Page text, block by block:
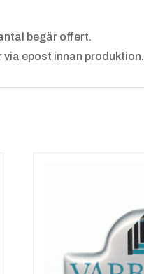
begär offert.
epost innan produktion.